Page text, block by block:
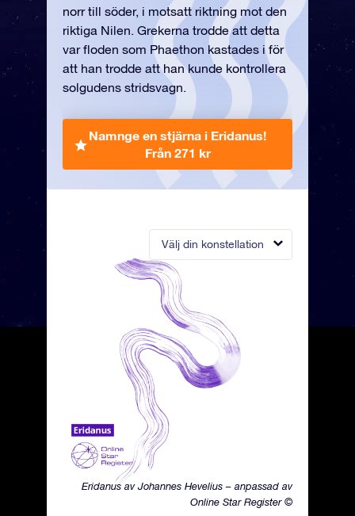
Välj din konstellation
Eridanus av Johannes Hevelius – anpassad av
Online Star Register ©
norr till söder, i motsatt riktning mot den
riktiga Nilen. Grekerna trodde att detta
var floden som Phaethon kastades i för
att han trodde att han kunde kontrollera
solgudens stridsvagn.
Namnge en stjärna i Eridanus!
Från 271 kr